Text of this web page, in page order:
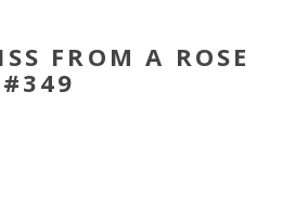
FROM A ROSE
#349